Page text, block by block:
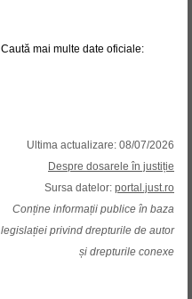
Caută mai multe date oficiale:
Ultima actualizare: 08/07/2026
Despre dosarele în justiție
Sursa datelor: portal.just.ro
Conține informații publice în baza
legislației privind drepturile de autor
și drepturile conexe